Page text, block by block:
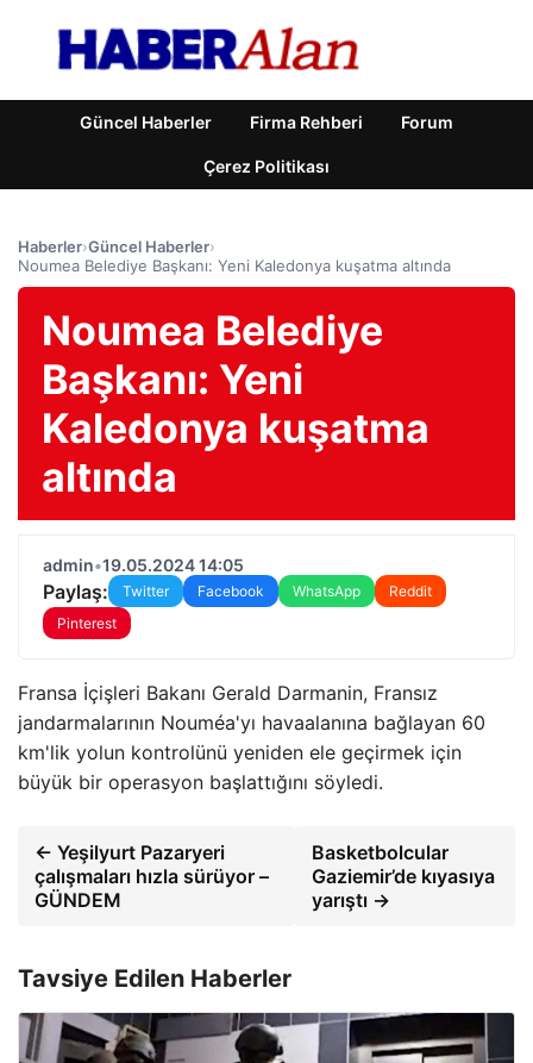
Güncel Haberler Firma Rehberi Forum
Çerez Politikası
Haberler›Güncel Haberler›
Noumea Belediye Başkanı: Yeni Kaledonya kuşatma altında
Noumea Belediye
Başkanı: Yeni
Kaledonya kuşatma
altında
admin•19.05.2024 14:05
Paylaş: Twitter Facebook WhatsApp
Reddit
Pinterest
Fransa İçişleri Bakanı Gerald Darmanin, Fransız
jandarmalarının Nouméa'yı havaalanına bağlayan 60
km'lik yolun kontrolünü yeniden ele geçirmek için
büyük bir operasyon başlattığını söyledi.
← Yeşilyurt Pazaryeri
çalışmaları hızla sürüyor –
GÜNDEM
Basketbolcular
Gaziemir’de kıyasıya
yarıştı →
Tavsiye Edilen Haberler